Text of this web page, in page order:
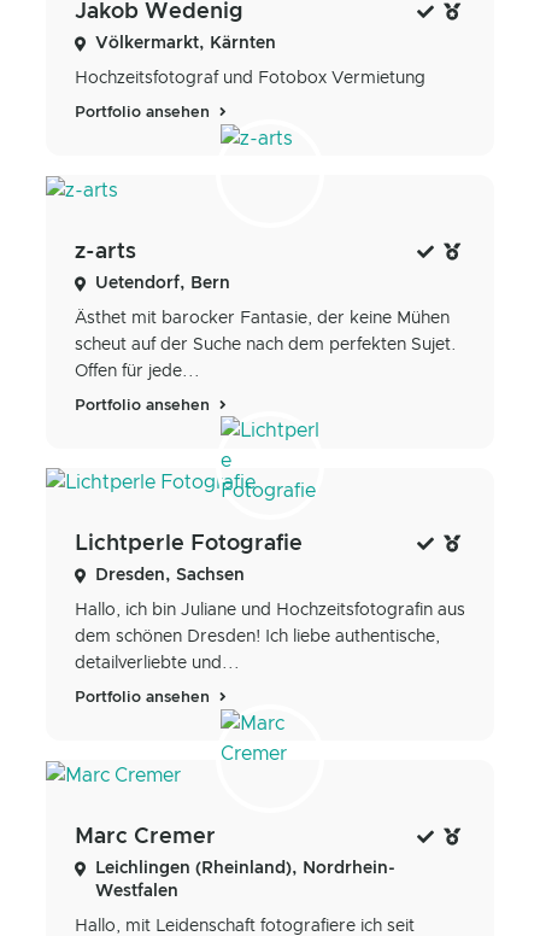
Jakob Wedenig
Völkermarkt, Kärnten
Hochzeitsfotograf und Fotobox Vermietung
Portfolio ansehen
z-arts
Uetendorf, Bern
Ästhet mit barocker Fantasie, der keine Mühen
scheut auf der Suche nach dem perfekten Sujet.
Offen für jede...
Portfolio ansehen
Lichtperle Fotografie
Dresden, Sachsen
Hallo, ich bin Juliane und Hochzeitsfotografin aus
dem schönen Dresden! Ich liebe authentische,
detailverliebte und...
Portfolio ansehen
Marc Cremer
Leichlingen (Rheinland), Nordrhein-
Westfalen
Hallo, mit Leidenschaft fotografiere ich seit